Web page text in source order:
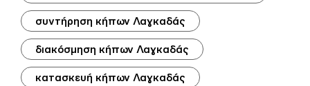
συντήρηση κήπων Λαγκαδάς
διακόσμηση κήπων Λαγκαδάς
κατασκευή κήπων Λαγκαδάς